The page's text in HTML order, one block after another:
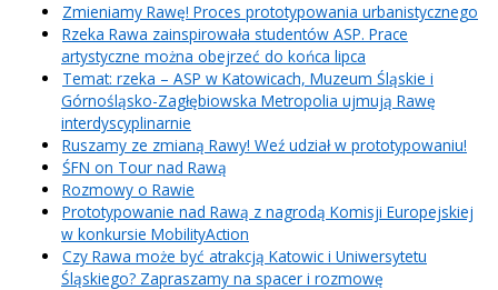
Zmieniamy Rawę! Proces prototypowania urbanistycznego
Rzeka Rawa zainspirowała studentów ASP. Prace
artystyczne można obejrzeć do końca lipca
Temat: rzeka – ASP w Katowicach, Muzeum Śląskie i
Górnośląsko-Zagłębiowska Metropolia ujmują Rawę
interdyscyplinarnie
Ruszamy ze zmianą Rawy! Weź udział w prototypowaniu!
ŚFN on Tour nad Rawą
Rozmowy o Rawie
Prototypowanie nad Rawą z nagrodą Komisji Europejskiej
w konkursie MobilityAction
Czy Rawa może być atrakcją Katowic i Uniwersytetu
Śląskiego? Zapraszamy na spacer i rozmowę